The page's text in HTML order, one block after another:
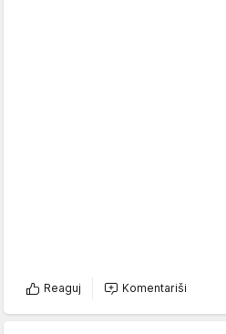
Reaguj Komentariši